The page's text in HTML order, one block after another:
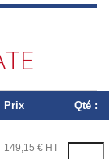
Prix Qté :
149,15 € HT